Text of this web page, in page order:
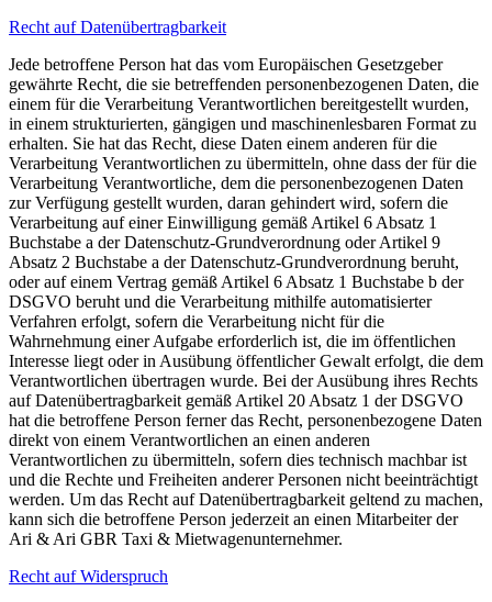
Recht auf Datenübertragbarkeit
Jede betroffene Person hat das vom Europäischen Gesetzgeber
gewährte Recht, die sie betreffenden personenbezogenen Daten, die
einem für die Verarbeitung Verantwortlichen bereitgestellt wurden,
in einem strukturierten, gängigen und maschinenlesbaren Format zu
erhalten. Sie hat das Recht, diese Daten einem anderen für die
Verarbeitung Verantwortlichen zu übermitteln, ohne dass der für die
Verarbeitung Verantwortliche, dem die personenbezogenen Daten
zur Verfügung gestellt wurden, daran gehindert wird, sofern die
Verarbeitung auf einer Einwilligung gemäß Artikel 6 Absatz 1
Buchstabe a der Datenschutz-Grundverordnung oder Artikel 9
Absatz 2 Buchstabe a der Datenschutz-Grundverordnung beruht,
oder auf einem Vertrag gemäß Artikel 6 Absatz 1 Buchstabe b der
DSGVO beruht und die Verarbeitung mithilfe automatisierter
Verfahren erfolgt, sofern die Verarbeitung nicht für die
Wahrnehmung einer Aufgabe erforderlich ist, die im öffentlichen
Interesse liegt oder in Ausübung öffentlicher Gewalt erfolgt, die dem
Verantwortlichen übertragen wurde. Bei der Ausübung ihres Rechts
auf Datenübertragbarkeit gemäß Artikel 20 Absatz 1 der DSGVO
hat die betroffene Person ferner das Recht, personenbezogene Daten
direkt von einem Verantwortlichen an einen anderen
Verantwortlichen zu übermitteln, sofern dies technisch machbar ist
und die Rechte und Freiheiten anderer Personen nicht beeinträchtigt
werden. Um das Recht auf Datenübertragbarkeit geltend zu machen,
kann sich die betroffene Person jederzeit an einen Mitarbeiter der
Ari & Ari GBR Taxi & Mietwagenunternehmer.
Recht auf Widerspruch